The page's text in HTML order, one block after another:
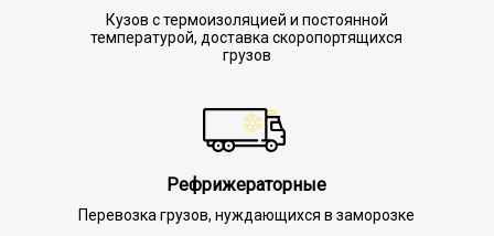
Кузов с термоизоляцией и постоянной
температурой, доставка скоропортящихся
грузов
Рефрижераторные
Перевозка грузов, нуждающихся в заморозке